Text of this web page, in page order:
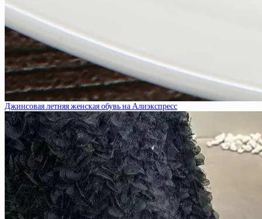
Джинсовая летняя женская обувь на Алиэкспресс